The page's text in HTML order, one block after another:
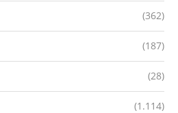
(362)
(187)
(28)
(1.114)